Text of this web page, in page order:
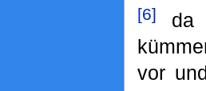
[6] da
vor